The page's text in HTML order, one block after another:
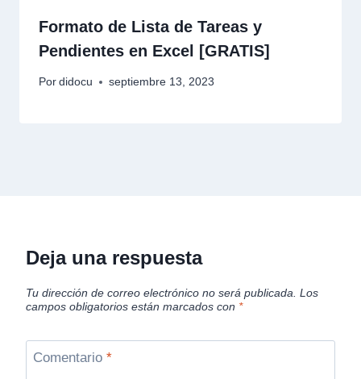
Formato de Lista de Tareas y
Pendientes en Excel [GRATIS]
Por didocu septiembre 13, 2023
Deja una respuesta
Tu dirección de correo electrónico no será publicada. Los
campos obligatorios están marcados con *
Comentario *